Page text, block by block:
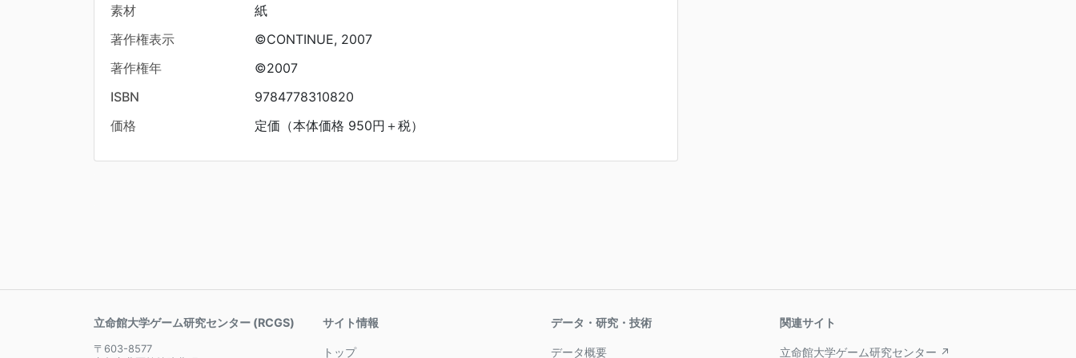
素材
紙
著作権表示
©CONTINUE, 2007
著作権年
©2007
ISBN
9784778310820
価格
定価（本体価格 950円＋税）
立命館大学ゲーム研究センター (RCGS)
〒603-8577
サイト情報
トップ
データ・研究・技術
データ概要
関連サイト
立命館大学ゲーム研究センター ↗